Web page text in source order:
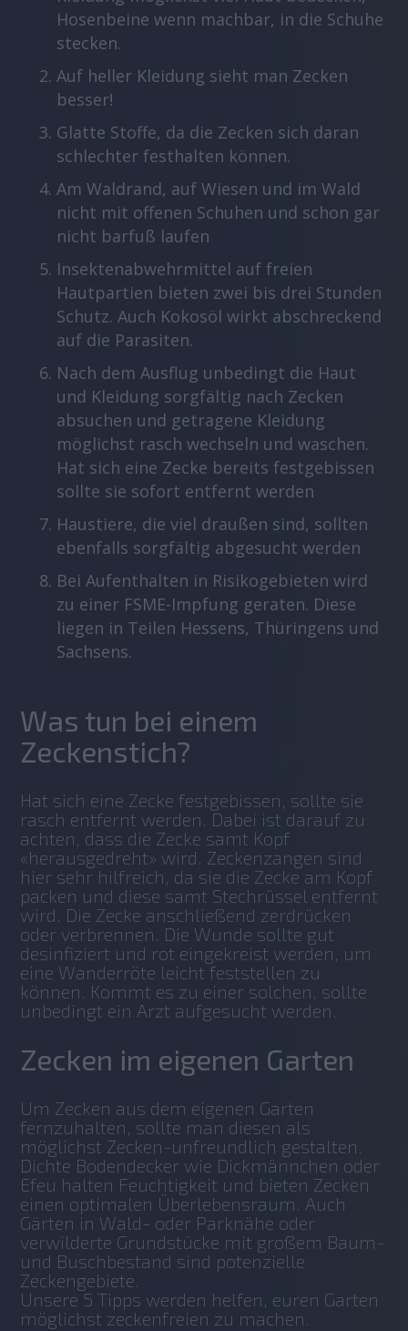
Hosenbeine wenn machbar, in die Schuhe
stecken.
Auf heller Kleidung sieht man Zecken
besser!
Glatte Stoffe, da die Zecken sich daran
schlechter festhalten können.
Am Waldrand, auf Wiesen und im Wald
nicht mit offenen Schuhen und schon gar
nicht barfuß laufen
Insektenabwehrmittel auf freien
Hautpartien bieten zwei bis drei Stunden
Schutz. Auch Kokosöl wirkt abschreckend
auf die Parasiten.
Nach dem Ausflug unbedingt die Haut
und Kleidung sorgfältig nach Zecken
absuchen und getragene Kleidung
möglichst rasch wechseln und waschen.
Hat sich eine Zecke bereits festgebissen
sollte sie sofort entfernt werden
Haustiere, die viel draußen sind, sollten
ebenfalls sorgfältig abgesucht werden
Bei Aufenthalten in Risikogebieten wird
zu einer FSME-Impfung geraten. Diese
liegen in Teilen Hessens, Thüringens und
Sachsens.
Was tun bei einem
Zeckenstich?
Hat sich eine Zecke festgebissen, sollte sie
rasch entfernt werden. Dabei ist darauf zu
achten, dass die Zecke samt Kopf
«herausgedreht» wird. Zeckenzangen sind
hier sehr hilfreich, da sie die Zecke am Kopf
packen und diese samt Stechrüssel entfernt
wird. Die Zecke anschließend zerdrücken
oder verbrennen. Die Wunde sollte gut
desinfiziert und rot eingekreist werden, um
eine Wanderröte leicht feststellen zu
können. Kommt es zu einer solchen, sollte
unbedingt ein Arzt aufgesucht werden.
Zecken im eigenen Garten
Um Zecken aus dem eigenen Garten
fernzuhalten, sollte man diesen als
möglichst Zecken-unfreundlich gestalten.
Dichte Bodendecker wie Dickmännchen oder
Efeu halten Feuchtigkeit und bieten Zecken
einen optimalen Überlebensraum. Auch
Gärten in Wald- oder Parknähe oder
verwilderte Grundstücke mit großem Baum-
und Buschbestand sind potenzielle
Zeckengebiete.
Unsere 5 Tipps werden helfen, euren Garten
möglichst zeckenfreien zu machen.